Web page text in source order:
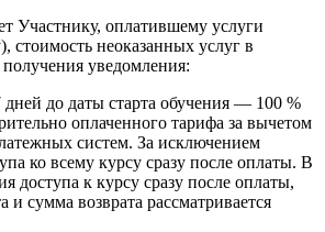
Участнику, оплатившему услуги
стоимость неоказанных услуг в
уведомления:
дней до даты старта обучения — 100 %
оплаченного тарифа за вычетом
систем. За исключением
ко всему курсу сразу после оплаты. В
доступа к курсу сразу после оплаты,
и сумма возврата рассматривается